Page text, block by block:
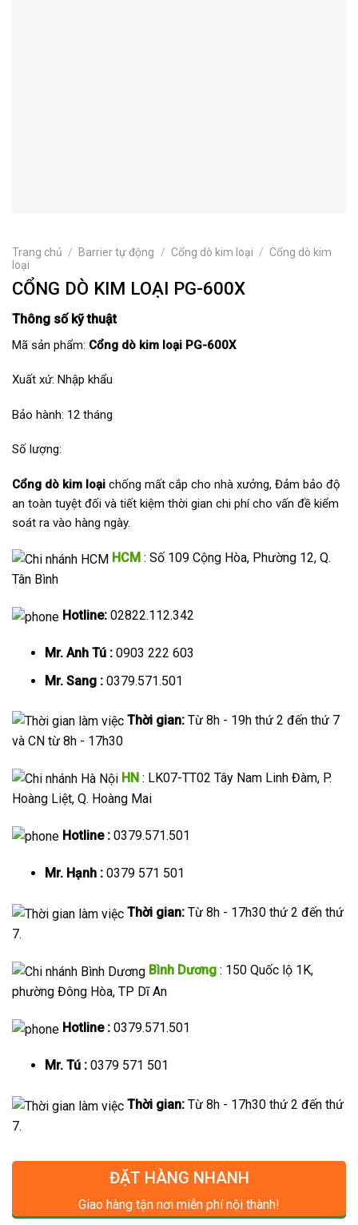
Trang chủ / Barrier tự động / Cổng dò kim loại / Cổng dò kim
loại
CỔNG DÒ KIM LOẠI PG-600X
Thông số kỹ thuật
Mã sản phẩm: Cổng dò kim loại PG-600X
Xuất xứ: Nhập khẩu
Bảo hành: 12 tháng
Số lượng:
Cổng dò kim loại chống mất cắp cho nhà xưởng, Đảm bảo độ
an toàn tuyệt đối và tiết kiệm thời gian chi phí cho vấn đề kiểm
soát ra vào hàng ngày.
HCM : Số 109 Cộng Hòa, Phường 12, Q.
Tân Bình
Hotline: 02822.112.342
Mr. Anh Tú :0903 222 603
Mr. Sang :0379.571.501
Thời gian: Từ 8h - 19h thứ 2 đến thứ 7
và CN từ 8h - 17h30
HN : LK07-TT02 Tây Nam Linh Đàm, P.
Hoàng Liệt, Q. Hoàng Mai
Hotline : 0379.571.501
Mr. Hạnh :0379 571 501
Thời gian: Từ 8h - 17h30 thứ 2 đến thứ
7.
Bình Dương : 150 Quốc lộ 1K,
phường Đông Hòa, TP Dĩ An
Hotline : 0379.571.501
Mr. Tú :0379 571 501
Thời gian: Từ 8h - 17h30 thứ 2 đến thứ
7.
ĐẶT HÀNG NHANH
Giao hàng tận nơi miễn phí nội thành!